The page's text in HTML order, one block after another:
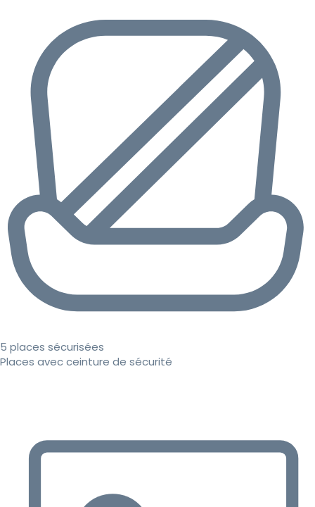
5 places sécurisées
Places avec ceinture de sécurité